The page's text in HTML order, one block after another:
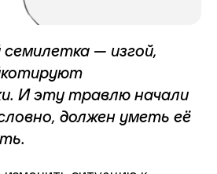
— изгой,
И эту травлю начали
должен уметь её